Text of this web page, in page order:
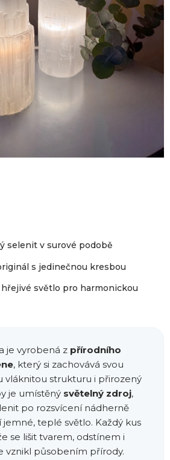
selenit v surové podobě
s jedinečnou kresbou
světlo pro harmonickou
je vyrobená z přírodního
, který si zachovává svou
vláknitou strukturu i přirozený
je umístěný světelný zdroj,
po rozsvícení nádherně
jemné, teplé světlo. Každý kus
se lišit tvarem, odstínem i
vznikl působením přírody.